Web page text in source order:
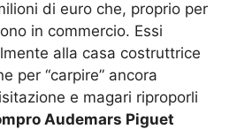
di euro che, proprio per
in commercio. Essi
alla casa costruttrice
per “carpire” ancora
e magari riproporli
Audemars Piguet